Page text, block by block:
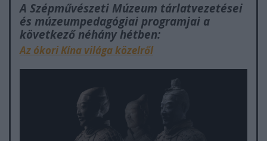
A Szépművészeti Múzeum tárlatvezetései
és múzeumpedagógiai programjai a
következő néhány hétben:
Az ókori Kína világa közelről